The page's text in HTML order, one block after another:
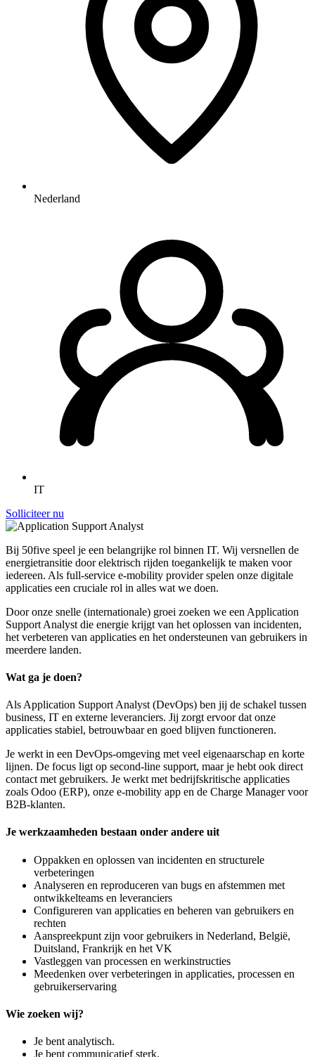
Nederland
IT
Solliciteer nu
Bij 50five speel je een belangrijke rol binnen IT. Wij versnellen de
energietransitie door elektrisch rijden toegankelijk te maken voor
iedereen. Als full-service e-mobility provider spelen onze digitale
applicaties een cruciale rol in alles wat we doen.
Door onze snelle (internationale) groei zoeken we een Application
Support Analyst die energie krijgt van het oplossen van incidenten,
het verbeteren van applicaties en het ondersteunen van gebruikers in
meerdere landen.
Wat ga je doen?
Als Application Support Analyst (DevOps) ben jij de schakel tussen
business, IT en externe leveranciers. Jij zorgt ervoor dat onze
applicaties stabiel, betrouwbaar en goed blijven functioneren.
Je werkt in een DevOps-omgeving met veel eigenaarschap en korte
lijnen. De focus ligt op second-line support, maar je hebt ook direct
contact met gebruikers. Je werkt met bedrijfskritische applicaties
zoals Odoo (ERP), onze e-mobility app en de Charge Manager voor
B2B-klanten.
Je werkzaamheden bestaan onder andere uit
Oppakken en oplossen van incidenten en structurele
verbeteringen
Analyseren en reproduceren van bugs en afstemmen met
ontwikkelteams en leveranciers
Configureren van applicaties en beheren van gebruikers en
rechten
Aanspreekpunt zijn voor gebruikers in Nederland, België,
Duitsland, Frankrijk en het VK
Vastleggen van processen en werkinstructies
Meedenken over verbeteringen in applicaties, processen en
gebruikerservaring
Wie zoeken wij?
Je bent analytisch.
Je bent communicatief sterk.